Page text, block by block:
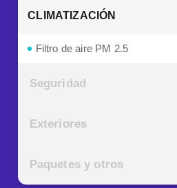
CLIMATIZACIÓN
Filtro de aire PM 2.5
Seguridad
Exteriores
Paquetes y otros